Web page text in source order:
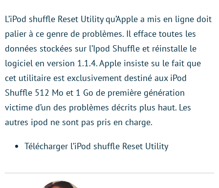
L’iPod shuffle Reset Utility qu’Apple a mis en ligne doit
palier à ce genre de problèmes. Il efface toutes les
données stockées sur l’Ipod Shuffle et réinstalle le
logiciel en version 1.1.4. Apple insiste su le fait que
cet utilitaire est exclusivement destiné aux iPod
Shuffle 512 Mo et 1 Go de première génération
victime d’un des problèmes décrits plus haut. Les
autres ipod ne sont pas pris en charge.
Télécharger l’iPod shuffle Reset Utility